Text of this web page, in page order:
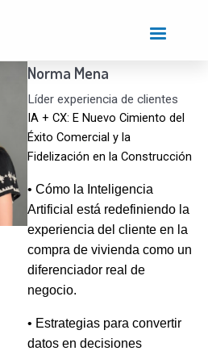
Norma Mena
Líder experiencia de clientes
IA + CX: E Nuevo Cimiento del
Éxito Comercial y la
Fidelización en la Construcción
• Cómo la Inteligencia
Artificial está redefiniendo la
experiencia del cliente en la
compra de vivienda como un
diferenciador real de
negocio.
• Estrategias para convertir
datos en decisiones